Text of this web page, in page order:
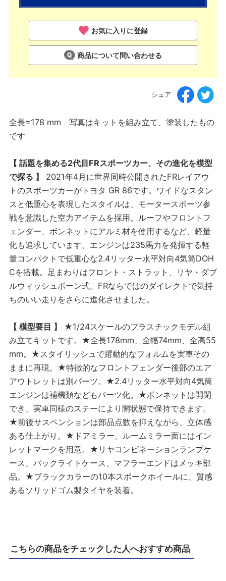
お気に入りに登録
商品について問い合わせる
シェア
全長=178 mm 写真はキットを組み立て、塗装したもの
です
【 話題を集める2代目FRスポーツカー、その進化を模型
で探る 】
2021年4月に世界同時公開されたFRレイアウ
トのスポーツカーがトヨタ GR 86です。ワイドなスタン
スと低重心を表現したスタイルは、モータースポーツ参
戦を意識した空力アイテムを採用。ルーフやフロントフ
ェンダー、ボンネットにアルミ材を使用するなど、軽量
化も追求しています。エンジンは235馬力を発揮する軽
量コンパクトで低重心な2.4リッター水平対向4気筒DOH
Cを搭載。足まわりはフロント・ストラット、リヤ・ダブ
ルウィッシュボーン式。FRならではのダイレクトで気持
ちのいい走りをさらに進化させました。
【 模型要目 】
★1/24スケールのプラスチックモデル組
み立てキットです。★全長178mm、全幅74mm、全高55
mm。★スタイリッシュで躍動的なフォルムを実車その
ままに再現。★特徴的なフロントフェンダー後部のエア
アウトレットは別パーツ。★2.4リッター水平対向4気筒
エンジンは補機類などもパーツ化。★ボンネットは開閉
でき、実車同様のステーにより開状態で保持できます。
★前後サスペンションは部品点数を抑えながら、立体感
ある仕上がり。★ドアミラー、ルームミラー面にはイン
レットマークを用意。★リヤコンビネーションランプケ
ース、バックライトケース、マフラーエンドはメッキ部
品。★ブラックカラーの10本スポークホイールに、質感
あるソリッドゴム製タイヤを装着。
こちらの商品をチェックした人へおすすめ商品